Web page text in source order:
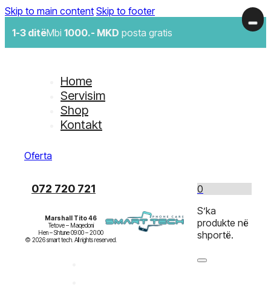
Skip to main content Skip to footer
1-3 ditëMbi 1000.- MKD posta gratis
Home
Servisim
Shop
Kontakt
Oferta
072 720 721
Marshall Tito 46
Tetove – Maqedoni
Hen – Shtune 09:00 – 20:00
0
S’ka
produkte në
shportë.